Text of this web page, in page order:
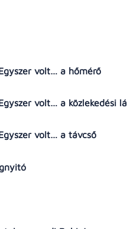
volt… a hőmérő
volt… a közlekedési
volt… a távcső